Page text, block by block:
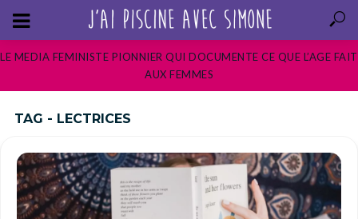
LE MEDIA FEMINISTE PIONNIER QUI DOCUMENTE CE QUE L’AGE FAIT
AUX FEMMES
TAG - LECTRICES